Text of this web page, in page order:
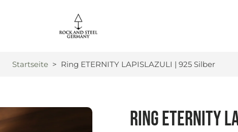
Startseite > Ring ETERNITY LAPISLAZULI | 925 Silber
Ring ETERNITY